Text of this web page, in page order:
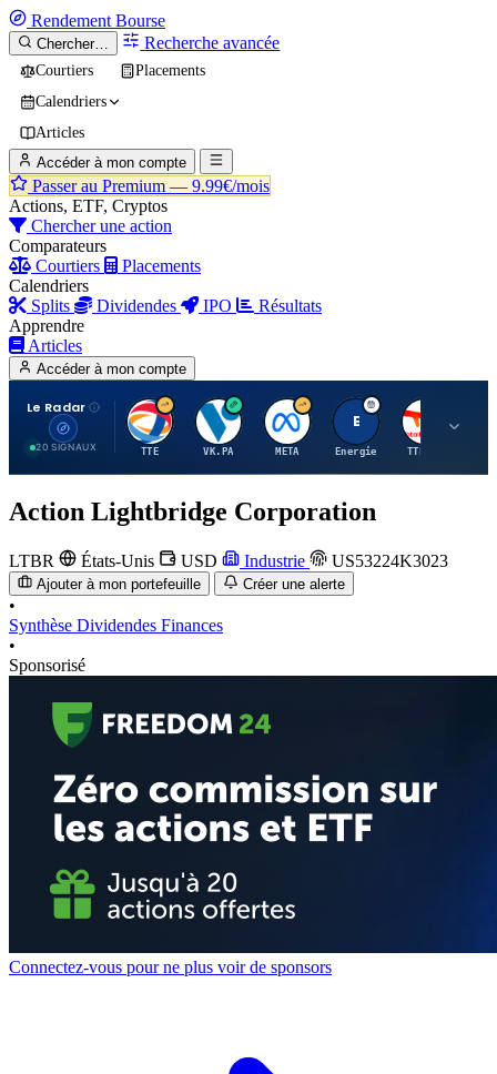
Rendement Bourse
Chercher… Recherche avancée
Courtiers
Placements
Calendriers
Articles
Accéder à mon compte
Passer au Premium — 9.99€/mois
Actions, ETF, Cryptos
Chercher une action
Comparateurs
Courtiers
Placements
Calendriers
Splits
Dividendes IPO
Résultats
Apprendre
Articles
Accéder à mon compte
Le Radar
20 SIGNAUX
T
TTE
V
VK.PA
M
META
E
Energie
T
TTE.PA
Action Lightbridge Corporation
LTBR États-Unis USD Industrie US53224K3023
Ajouter à mon portefeuille Créer une alerte
•
Synthèse Dividendes Finances
•
Sponsorisé
Connectez-vous pour ne plus voir de sponsors